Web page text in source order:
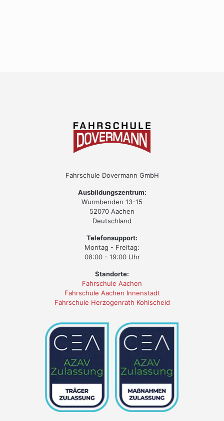
Fahrschule Dovermann GmbH
Ausbildungszentrum:
Wurmbenden 13-15
52070 Aachen
Deutschland
Telefonsupport:
Montag - Freitag:
08:00 - 19:00 Uhr
Standorte:
Fahrschule Aachen
Fahrschule Aachen Innenstadt
Fahrschule Herzogenrath Kohlscheid